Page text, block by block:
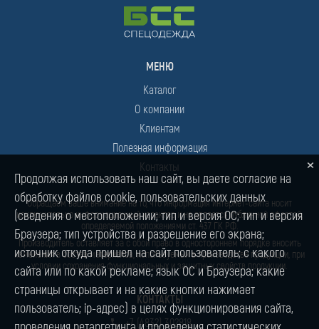
×
Продолжая использовать наш сайт, вы даете согласие на
обработку файлов cookie, пользовательских данных
(сведения о местоположении; тип и версия ОС; тип и версия
Браузера; тип устройства и разрешение его экрана;
источник откуда пришел на сайт пользователь; с какого
сайта или по какой рекламе; язык ОС и Браузера; какие
страницы открывает и на какие кнопки нажимает
пользователь; ip-адрес) в целях функционирования сайта,
МЕНЮ
Каталог
О компании
Клиентам
Полезная информация
Контакты
Обращаем ваше внимание на то, что информация интернет-сайта носит
исключительно информационный характер и не является публичной офертой,
определяемой положениями ст. 437 ГК РФ.
Производитель оставляет за с обой право в одностороннем порядке вносить
изменения в состав материалов, используемых в производстве продукции, при
условии сохранения функциональных и защитных свойств продукции.
КОНТАКТЫ
+7 (4832) 302818